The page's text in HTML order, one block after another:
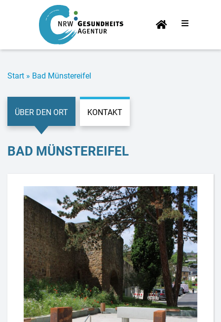
Start­
sei­te
Start » Bad Müns­ter­ei­fel
ÜBER DEN ORT KONTAKT
BAD MÜNS­TER­EI­FEL